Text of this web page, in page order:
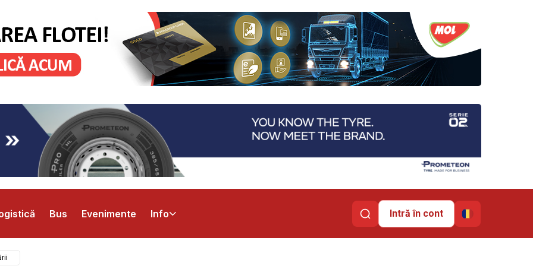
Bus Evenimente Info Intră în cont